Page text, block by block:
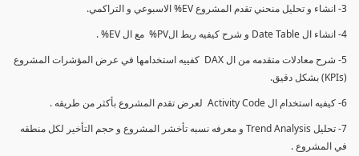
3- انشاء و تحليل منحني تقدم المشروع EV% الاسبوعي و التراكمي.
4- انشاء ال Date Table و شرح كيفيه ربط الPV% مع ال EV% .
5- شرح معادلات متقدمه من ال DAX كفييه استخدامها في عرض المؤشرات المشروع
(KPIs) بشكل دقيق.
6- كيفيه استخدام ال Activity Code لعرض تقدم المشروع بأكثر من طريقه .
7- تحليل Trend Analysis و معرفه نسبه تأخشر المشروع و حجم التأخير لكل منطقه
في المشروع .